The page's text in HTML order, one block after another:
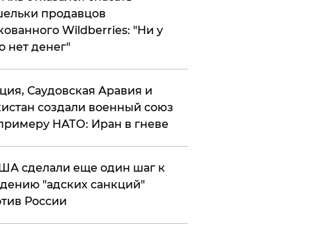
продавцов
Wildberries: "Ни у
нет денег"
Саудовская Аравия и
создали военный союз
НАТО: Иран в гневе
сделали еще один шаг к
"адских санкций"
России